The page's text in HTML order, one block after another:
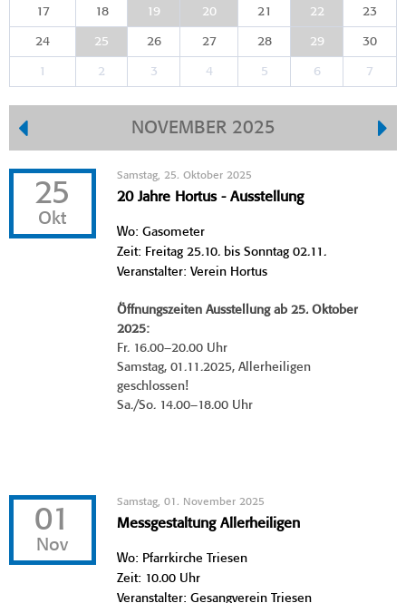
17 18 19 20 21 22 23
24 25 26 27 28 29 30
1 2 3 4 5 6 7
NOVEMBER 2025
25
Okt
Samstag, 25. Oktober 2025
20 Jahre Hortus - Ausstellung
Wo: Gasometer
Zeit: Freitag 25.10. bis Sonntag 02.11.
Veranstalter: Verein Hortus
Öffnungszeiten Ausstellung ab 25. Oktober
2025:
Fr. 16.00–20.00 Uhr
Samstag, 01.11.2025, Allerheiligen
geschlossen!
Sa./So. 14.00–18.00 Uhr
01
Nov
Samstag, 01. November 2025
Messgestaltung Allerheiligen
Wo: Pfarrkirche Triesen
Zeit: 10.00 Uhr
Veranstalter: Gesangverein Triesen